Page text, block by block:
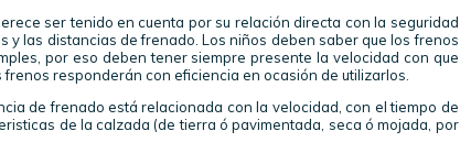
ser tenido en cuenta por su relación directa con la seguridad
y las distancias de frenado. Los niños deben saber que los frenos
por eso deben tener siempre presente la velocidad con que
responderán con eficiencia en ocasión de utilizarlos.
de frenado está relacionada con la velocidad, con el tiempo de
de la calzada (de tierra ó pavimentada, seca ó mojada, por